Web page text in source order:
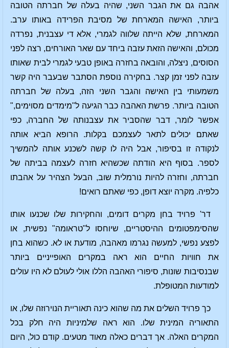
אהבה גם את הגבר השני, שהיה בעלה של חברתה הטובה
ביותר, האישה המארחת של מסיבת הפרידה באותו ערב.
המארחת, שלא הייתה שלווה לגמרי, אלא די עצבנית, נפרדה
מכולם, והאישה הזאת עזבה ביחד עם שאר האורחים, רצה לפני
הסוסים, ניצלה, והובאה בחזרה באופן טבעי לגמרי לבית שאותו
עזבה לפני זמן קצר. בחקירה נוספת הסתבר שבעבר היה קשר
משמעותי בין האישה והגבר השני הזה, בעלה של חברתה
הטובה ביותר. פרשת האהבה כבר הגיעה ל"מימדים מסוימים,"
אפשר לומר, דבר שהסביר את עצבנותה של החברה, כפי
שאתם יכולים לתאר לעצמכם בקלות. הרופא הביא אותה
לנקודה זו בסיפור, אבל היה לו קשה לשכנע אותה להמשיך
לספר. בסוף היא הודתה שכשהיא חזרה לעצמה בביתה של
חברתה, וחזרה להיות נורמלית שוב, הבעל הצהיר על אהבתו
כלפיה. מקרה יוצא דופן, כפי שאתם רואים!
דר' פרויד בחן מקרים דומים, והחקירות שלו שכנעו אותו
שהסימפטומים ההיסטריים, שיוחסו ל"טראומה" נפשית, או
לפצע נפשי, למעשה נגרמו מאהבה, מודעת או לא. כשהוא בחן
את חוויות החיים הוא ראה במקרים האופייניים ביותר
שבנסיבות שונות, סיפורי האהבה הללו אולי לעולם לא היו עולים
למודעות המטופלת.
כך פרויד השלים את מה שהוא כינה תאוריית הנוירוזה שלו, או
התאוריה המינית שלו. הוא ראה שלמיניות היה חלק בכל
המקרים האלה. אך דברים כאלה מאוד מטעים. קודם כול, היום